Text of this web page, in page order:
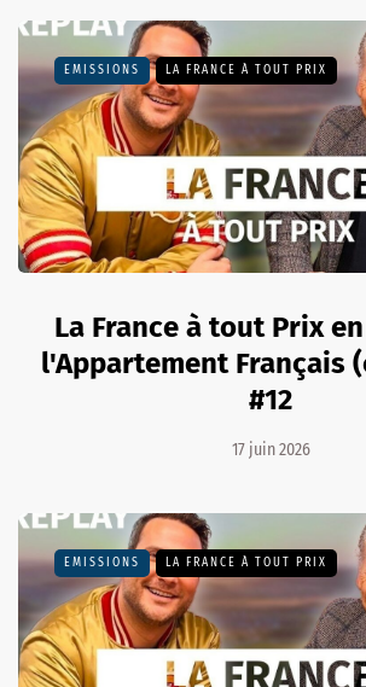
EMISSIONS LA FRANCE À TOUT PRIX
La France à tout Prix
l'Appartement Français
#12
17 juin 2026
EMISSIONS LA FRANCE À TOUT PRIX